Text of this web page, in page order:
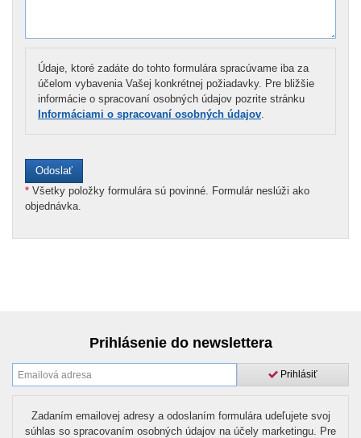
Údaje, ktoré zadáte do tohto formulára spracúvame iba za
účelom vybavenia Vašej konkrétnej požiadavky. Pre bližšie
informácie o spracovaní osobných údajov pozrite stránku
Informáciami o spracovaní osobných údajov.
* Všetky položky formulára sú povinné. Formulár neslúži ako
objednávka.
Prihlásenie do newslettera
Prihlásiť
Zadaním emailovej adresy a odoslaním formulára udeľujete svoj
súhlas so spracovaním osobných údajov na účely marketingu. Pre